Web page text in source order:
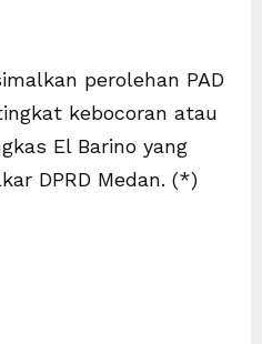
perolehan PAD
kebocoran atau
El Barino yang
DPRD Medan. (*)